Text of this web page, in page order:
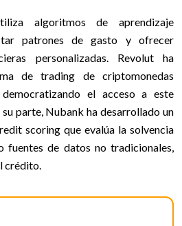
algoritmos de aprendizaje
patrones de gasto y ofrecer
personalizadas. Revolut ha
de trading de criptomonedas
el acceso a este
parte, Nubank ha desarrollado un
scoring que evalúa la solvencia
fuentes de datos no tradicionales,
crédito.